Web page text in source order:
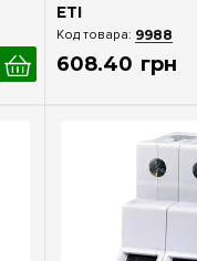
ETI
9988
608.40 грн